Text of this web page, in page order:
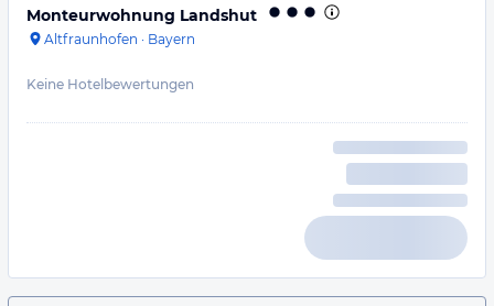
Monteurwohnung Landshut
Altfraunhofen · Bayern
Keine Hotelbewertungen